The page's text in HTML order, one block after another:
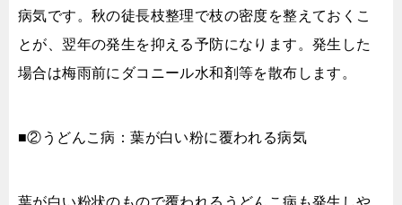
病気です。秋の徒長枝整理で枝の密度を整えておくこ
とが、翌年の発生を抑える予防になります。発生した
場合は梅雨前にダコニール水和剤等を散布します。
■②うどんこ病：葉が白い粉に覆われる病気